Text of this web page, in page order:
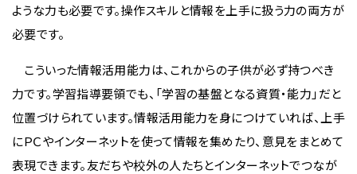
ような力も必要です。操作スキルと情報を上手に扱う力の両方が
必要です。
こういった情報活用能力は、これからの子供が必ず持つべき
力です。学習指導要領でも、「学習の基盤となる資質・能力」だと
位置づけられています。情報活用能力を身につけていれば、上手
にＰＣやインターネットを使って情報を集めたり、意見をまとめて
表現できます。友だちや校外の人たちとインターネットでつなが